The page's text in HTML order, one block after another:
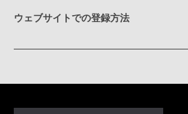
ウェブサイトでの登録方法